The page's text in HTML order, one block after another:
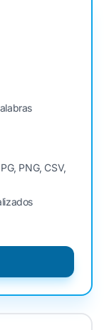
PNG, CSV,